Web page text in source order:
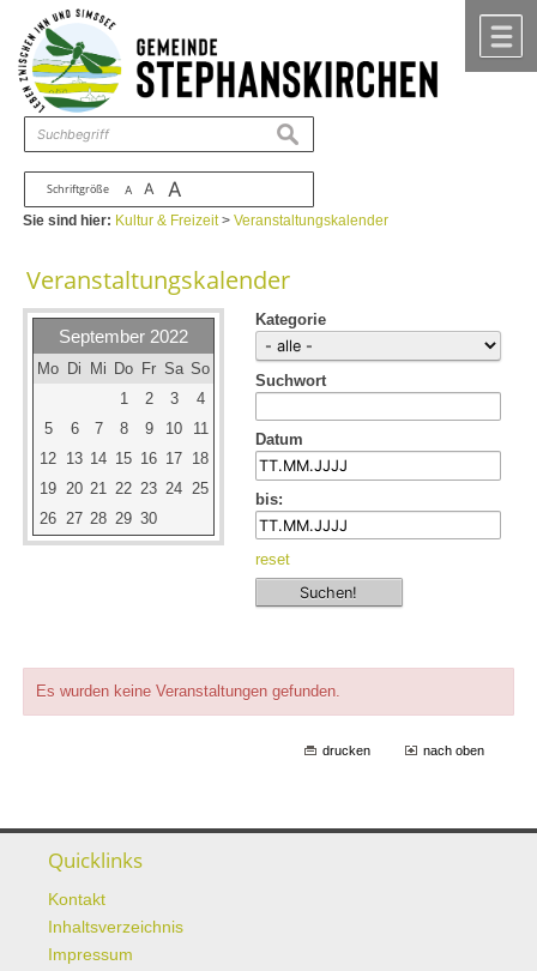
Zum Inhalt ,zur Navigation
Schriftgröße A A A
suchen
Sie sind hier: Kultur & Freizeit>Veranstaltungskalender
Veranstaltungskalender
September 2022
Mo Di Mi Do Fr Sa So
1
2 3
4
5
6 7 8 9 10
11
12 13 14 15 16 17 18
19 20 21 22 23 24 25
26 27 28 29 30
Kategorie
Suchwort
Datum
bis:
reset
Es wurden keine Veranstaltungen gefunden.
drucken nach oben
Quicklinks
Kontakt
Inhaltsverzeichnis
Impressum